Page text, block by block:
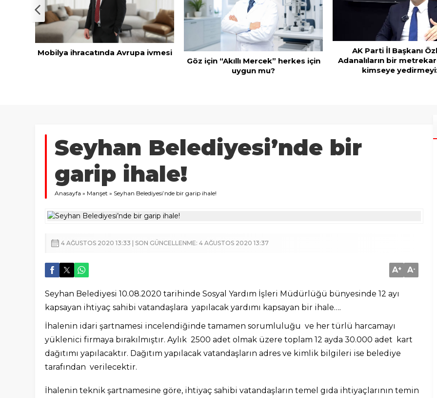
Mobilya ihracatında Avrupa ivmesi
Göz için “Akıllı Mercek” herkes için
uygun mu?
AK Parti İl Başkanı
Adanalıların bir
kimseye
Seyhan Belediyesi’nde bir
garip ihale!
Anasayfa » Manşet » Seyhan Belediyesi’nde bir garip ihale!
4 AĞUSTOS 2020 13:33 | SON GÜNCELLENME: 4 AĞUSTOS 2020 13:37
A+ A-
Seyhan Belediyesi 10.08.2020 tarihinde Sosyal Yardım İşleri Müdürlüğü bünyesinde 12 ayı
kapsayan ihtiyaç sahibi vatandaşlara yapılacak yardımı kapsayan bir ihale….
İhalenin idari şartnamesi incelendiğinde tamamen sorumluluğu ve her türlü harcamayı
yüklenici firmaya bırakılmıştır. Aylık 2500 adet olmak üzere toplam 12 ayda 30.000 adet kart
dağıtımı yapılacaktır. Dağıtım yapılacak vatandaşların adres ve kimlik bilgileri ise belediye
tarafından verilecektir.
İhalenin teknik şartnamesine göre, ihtiyaç sahibi vatandaşların temel gıda ihtiyaçlarının temin